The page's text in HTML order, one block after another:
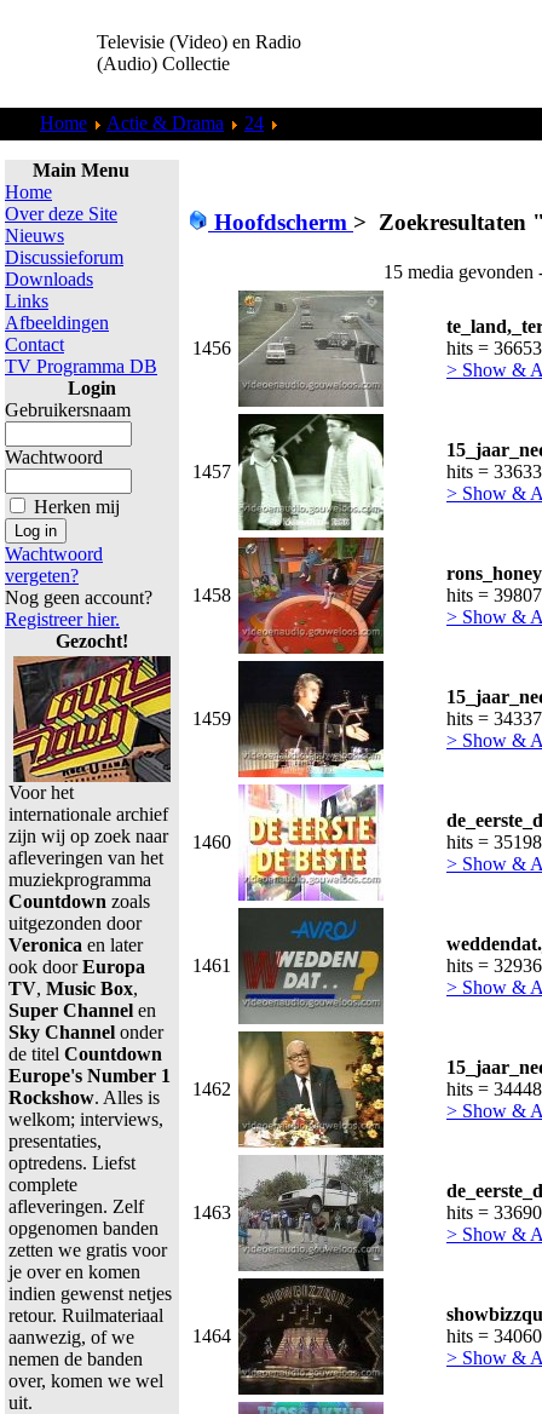
Televisie (Video) en Radio
(Audio) Collectie
Home Actie & Drama 24
Main Menu
Home
Over deze Site
Nieuws
Discussieforum
Downloads
Links
Afbeeldingen
Contact
TV Programma DB
Login
Gebruikersnaam
Wachtwoord
Herken mij
Wachtwoord
vergeten?
Nog geen account?
Registreer hier.
Gezocht!
Voor het
internationale archief
zijn wij op zoek naar
afleveringen van het
muziekprogramma
Countdown zoals
uitgezonden door
Veronica en later
ook doorEuropa
TV, Music Box,
Super Channel en
Sky Channel onder
de titel Countdown
Europe's Number 1
Rockshow. Alles is
welkom; interviews,
presentaties,
optredens. Liefst
complete
afleveringen. Zelf
opgenomen banden
zetten we gratis voor
je over en komen
indien gewenst netjes
retour. Ruilmateriaal
aanwezig, of we
nemen de banden
over, komen we wel
uit.
Hoofdscherm > Zoekresultaten
15 media gevonden
1456
hits = 36653
> Show &
1457
hits = 33633
> Show &
1458
hits = 39807
> Show &
1459
hits = 34337
> Show &
1460
hits = 35198
> Show &
1461
hits = 32936
> Show &
1462
hits = 34448
> Show &
1463
hits = 33690
> Show &
1464
hits = 34060
> Show &